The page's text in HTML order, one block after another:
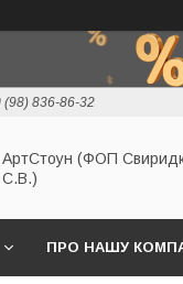
(98) 836-86-32
АртСтоун (ФОП
С.В.)
ПРО НАШУ